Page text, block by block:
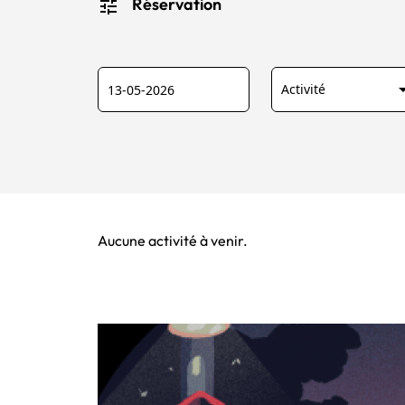
tune
Date Activité :
Aucune activité à venir.